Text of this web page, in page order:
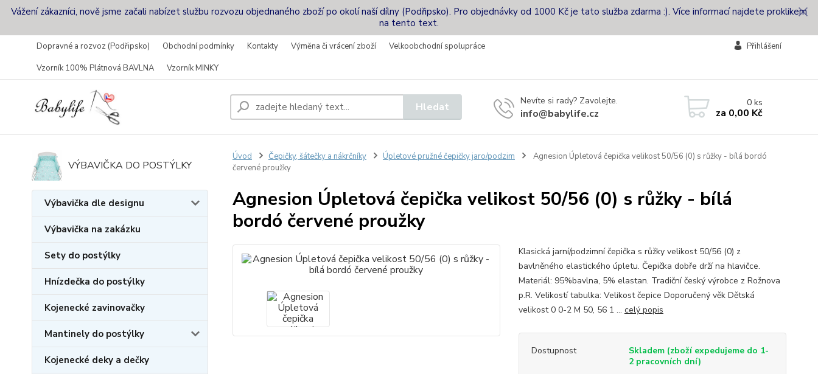
Vážení zákazníci, nově jsme začali nabízet službu rozvozu objednaného zboží po okolí naší dílny (Podřipsko). Pro objednávky od 1000 Kč je tato služba zdarma :). Více informací najdete proklikem
na tento text.
Dopravné a rozvoz (Podřipsko) Obchodní podmínky Kontakty Výměna či vrácení zboží
Velkoobchodní spolupráce
Vzorník 100% Plátnová BAVLNA
Vzorník MINKY
Přihlášení
Hledat Nevíte si rady? Zavolejte.
info@babylife.cz
0ks
za 0,00 Kč
VÝBAVIČKA DO POSTÝLKY
Výbavička dle designu
Výbavička na zakázku
Sety do postýlky
Hnízdečka do postýlky
Kojenecké zavinovačky
Mantinely do postýlky
Kojenecké deky a dečky
Úvod Čepičky, šátečky a nákrčníky Úpletové pružné čepičky jaro/podzim
Agnesion Úpletová čepička velikost 50/56 (0) s růžky - bílá bordó
červené proužky
Agnesion Úpletová čepička velikost 50/56 (0) s růžky - bílá
bordó červené proužky
Klasická jarní/podzimní čepička s růžky velikost 50/56 (0) z
bavlněného elastického úpletu. Čepička dobře drží na hlavičce.
Materiál: 95%bavlna, 5% elastan. Tradiční český výrobce z Rožnova
p.R. Velikostí tabulka: Velikost čepice Doporučený věk Dětská
velikost 0 0-2 M 50, 56 1 ... celý popis
Dostupnost
Skladem (zboží expedujeme do 1-
2 pracovních dní)